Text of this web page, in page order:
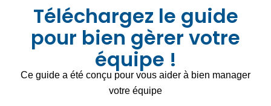
Téléchargez le guide
pour bien gèrer votre
équipe !
Ce guide a été conçu pour vous aider à bien manager
votre équipe